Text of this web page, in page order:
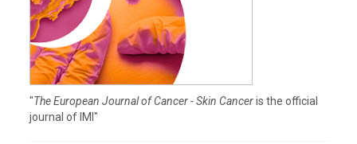
"The European Journal of Cancer - Skin Canceris the official
journal of IMI"